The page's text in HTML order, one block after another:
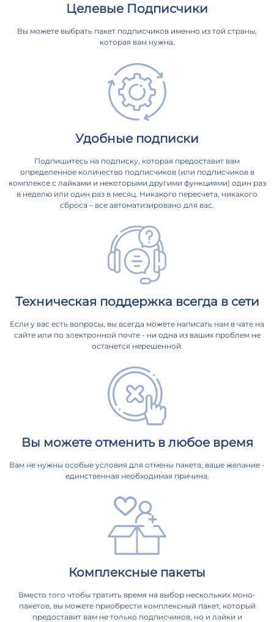
Целевые Подписчики
Вы можете выбрать пакет подписчиков именно из той страны,
которая вам нужна.
Удобные подписки
Подпишитесь на подписку, которая предоставит вам
определенное количество подписчиков (или подписчиков в
комплексе с лайками и некоторыми другими функциями) один раз
в неделю или один раз в месяц. Никакого пересчета, никакого
сброса – все автоматизировано для вас.
Техническая поддержка всегда в сети
Если у вас есть вопросы, вы всегда можете написать нам в чате на
сайте или по электронной почте - ни одна из ваших проблем не
останется нерешенной.
Вы можете отменить в любое время
Вам не нужны особые условия для отмены пакета; ваше желание -
единственная необходимая причина.
Комплексные пакеты
Вместо того чтобы тратить время на выбор нескольких моно-
пакетов, вы можете приобрести комплексный пакет, который
предоставит вам не только подписчиков, но и лайки и